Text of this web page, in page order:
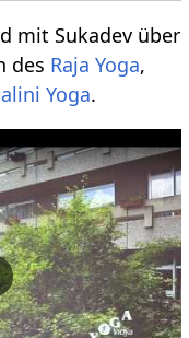
mit Sukadev über
des Raja Yoga,
Yoga.